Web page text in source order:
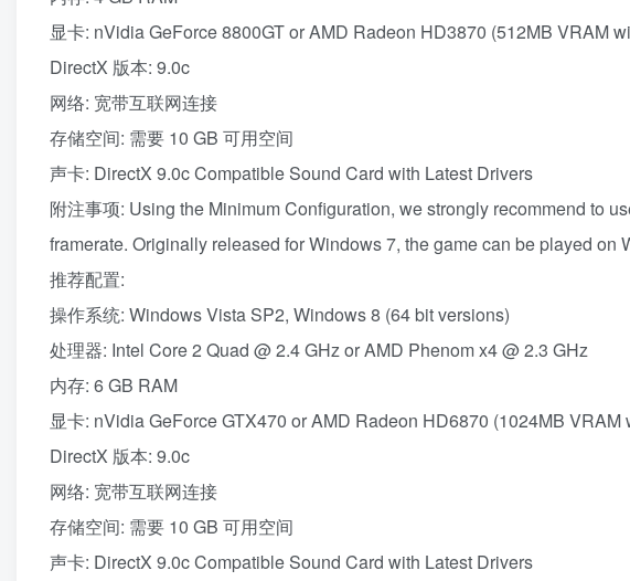
显卡: nVidia GeForce 8800GT or AMD Radeon HD3870 (512MB VRAM
DirectX 版本: 9.0c
网络: 宽带互联网连接
存储空间: 需要 10 GB 可用空间
声卡: DirectX 9.0c Compatible Sound Card with Latest Drivers
附注事项: Using the Minimum Configuration, we strongly recommend to
framerate. Originally released for Windows 7, the game can be played on
推荐配置:
操作系统: Windows Vista SP2, Windows 8 (64 bit versions)
处理器: Intel Core 2 Quad @ 2.4 GHz or AMD Phenom x4 @ 2.3 GHz
内存: 6 GB RAM
显卡: nVidia GeForce GTX470 or AMD Radeon HD6870 (1024MB VRAM
DirectX 版本: 9.0c
网络: 宽带互联网连接
存储空间: 需要 10 GB 可用空间
声卡: DirectX 9.0c Compatible Sound Card with Latest Drivers